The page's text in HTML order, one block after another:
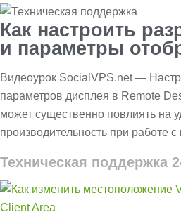
Как настроить
и параметры
Видеоурок SocialVPS.net —
параметров дисплея в Remote
может существенно повлиять на
производительность при работе
Техническая поддержка